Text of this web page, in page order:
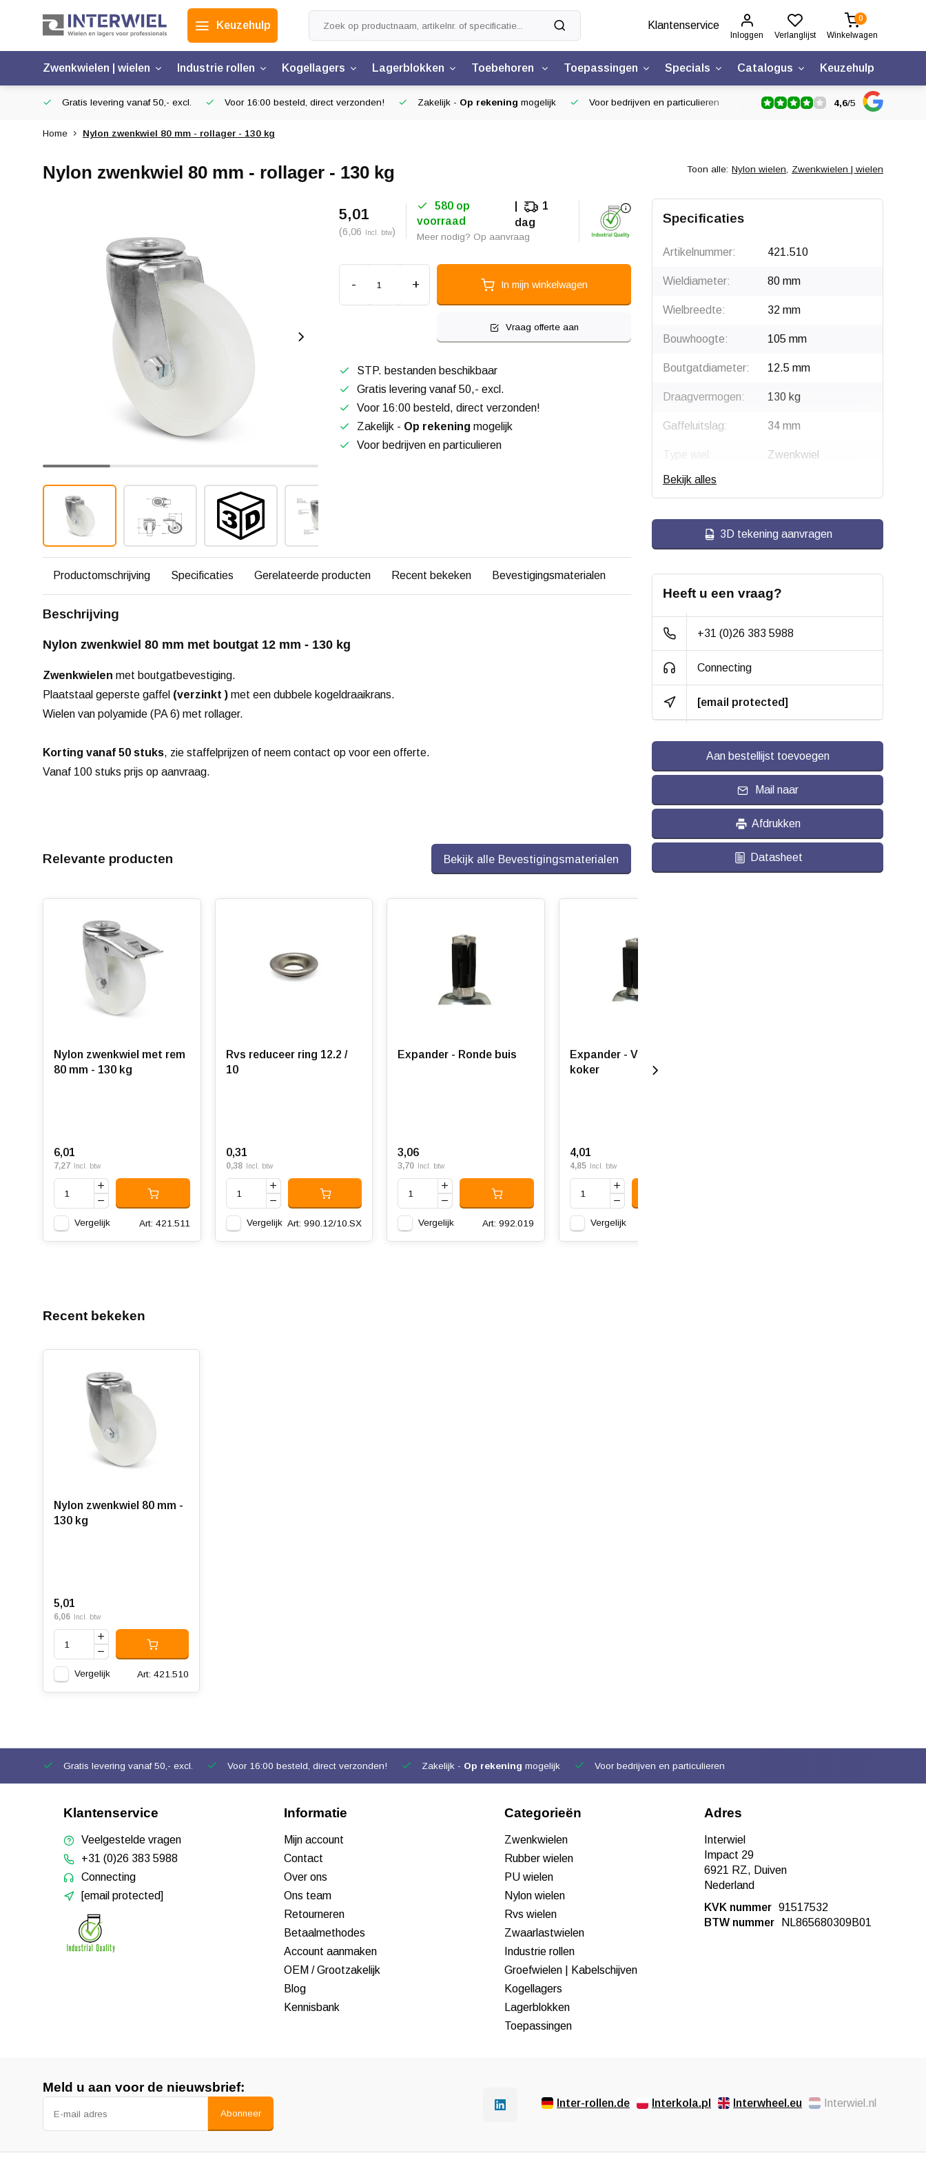
Keuzehulp Klantenservice
Inloggen Verlanglijst
0
Winkelwagen
Zwenkwielen | wielen Industrie rollen Kogellagers Lagerblokken Toebehoren Toepassingen Specials Catalogus Keuzehulp
Gratis levering vanaf 50,- excl. Voor 16:00 besteld, direct verzonden! Zakelijk - Op rekening mogelijk Voor bedrijven en particulieren 4,6/5
Home Nylon zwenkwiel 80 mm - rollager - 130 kg
Nylon zwenkwiel 80 mm - rollager - 130 kg Toon alle: Nylon wielen, Zwenkwielen | wielen
Klik om te draaien
5,01
(6,06 Incl. btw)
580 op
voorraad
1
dag
Meer nodig? Op aanvraag
- + In mijn winkelwagen
Vraag offerte aan
STP. bestanden beschikbaar
Gratis levering vanaf 50,- excl.
Voor 16:00 besteld, direct verzonden!
Zakelijk - Op rekening mogelijk
Voor bedrijven en particulieren
Productomschrijving Specificaties Gerelateerde producten Recent bekeken Bevestigingsmaterialen
Beschrijving
Nylon zwenkwiel 80 mm met boutgat 12 mm - 130 kg
Zwenkwielen met boutgatbevestiging.
Plaatstaal geperste gaffel (verzinkt ) met een dubbele kogeldraaikrans.
Wielen van polyamide (PA 6) met rollager.
Korting vanaf 50 stuks, zie staffelprijzen of neem contact op voor een offerte.
Vanaf 100 stuks prijs op aanvraag.
Relevante producten Bekijk alle Bevestigingsmaterialen
Nylon zwenkwiel met rem
80 mm - 130 kg
6,01
7,27 Incl. btw
Vergelijk Art: 421.511
Rvs reduceer ring 12.2 /
10
0,31
0,38 Incl. btw
Vergelijk Art: 990.12/10.SX
Expander - Ronde buis
3,06
3,70 Incl. btw
Vergelijk Art: 992.019
Expander - Vierkante
koker
4,01
4,85 Incl. btw
Vergelijk
Specificaties
Artikelnummer: 421.510
Wieldiameter: 80 mm
Wielbreedte: 32 mm
Bouwhoogte: 105 mm
Boutgatdiameter: 12.5 mm
Draagvermogen: 130 kg
Gaffeluitslag: 34 mm
Type wiel: Zwenkwiel
Montage:
Wiellager: Rollager
Hardheid band: ca. 75 shore D
Rolweerstand:
Geluiddempend:
Geschikt voor: Vlakke ondergrond
Bekijk alles
3D tekening aanvragen
Heeft u een vraag?
+31 (0)26 383 5988
Connecting
[email protected]
Aan bestellijst toevoegen
Mail naar
Afdrukken
Datasheet
Recent bekeken
Nylon zwenkwiel 80 mm -
130 kg
5,01
6,06 Incl. btw
Vergelijk Art: 421.510
Gratis levering vanaf 50,- excl. Voor 16:00 besteld, direct verzonden! Zakelijk - Op rekening mogelijk Voor bedrijven en particulieren
Klantenservice
Veelgestelde vragen
+31 (0)26 383 5988
Connecting
[email protected]
Informatie
Mijn account
Contact
Over ons
Ons team
Retourneren
Betaalmethodes
Account aanmaken
OEM / Grootzakelijk
Blog
Kennisbank
Categorieën
Zwenkwielen
Rubber wielen
PU wielen
Nylon wielen
Rvs wielen
Zwaarlastwielen
Industrie rollen
Groefwielen | Kabelschijven
Kogellagers
Lagerblokken
Toepassingen
Adres
Interwiel
Impact 29
6921 RZ, Duiven
Nederland
KVK nummer 91517532
BTW nummer
NL865680309B01
Meld u aan voor de nieuwsbrief:
Abonneer
Inter-rollen.de Interkola.pl Interwheel.eu Interwiel.nl